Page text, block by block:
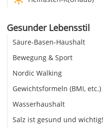
Gesunder Lebensstil
Säure-Basen-Haushalt
Bewegung & Sport
Nordic Walking
Gewichtsformeln (BMI, etc.)
Wasserhaushalt
Salz ist gesund und wichtig!